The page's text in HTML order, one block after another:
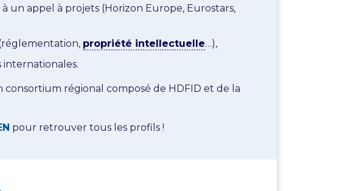
appel à projets (Horizon Europe, Eurostars,
propriété intellectuelle…),
internationales.
régional composé de HDFID et de la
pour retrouver tous les profils !